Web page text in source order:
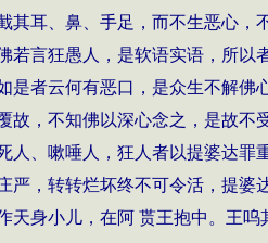
其耳、鼻、手足，而不生恶心
若言狂愚人，是软语实语，所
是者云何有恶口，是众生不解佛
故，不知佛以深心念之，是故
人、嗽唾人，狂人者以提婆达
严，转转烂坏终不可令活，提
天身小儿，在阿 贳王抱中。王呜